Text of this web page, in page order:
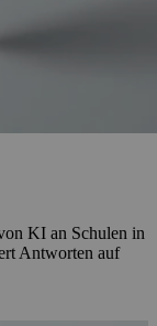
KI an Schulen in
Antworten auf